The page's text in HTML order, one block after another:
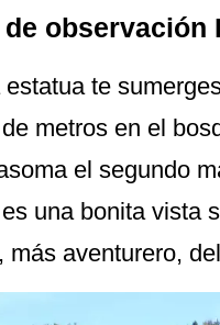
observación
estatua te
metros en el
el segundo
una bonita vista
más aventurero,